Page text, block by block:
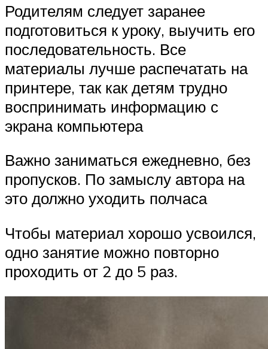
Родителям следует заранее
подготовиться к уроку, выучить его
последовательность. Все
материалы лучше распечатать на
принтере, так как детям трудно
воспринимать информацию с
экрана компьютера
Важно заниматься ежедневно, без
пропусков. По замыслу автора на
это должно уходить полчаса
Чтобы материал хорошо усвоился,
одно занятие можно повторно
проходить от 2 до 5 раз.